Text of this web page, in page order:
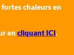
chaleurs en
en cliquant ICI.